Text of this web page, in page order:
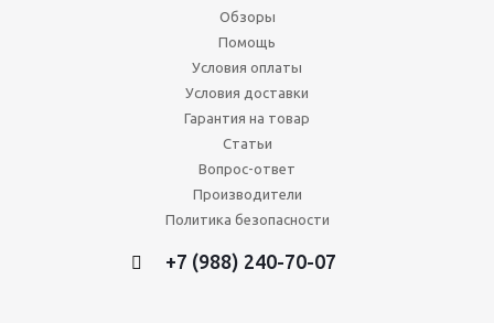
Обзоры
Помощь
Условия оплаты
Условия доставки
Гарантия на товар
Статьи
Вопрос-ответ
Производители
Политика безопасности
+7 (988) 240-70-07